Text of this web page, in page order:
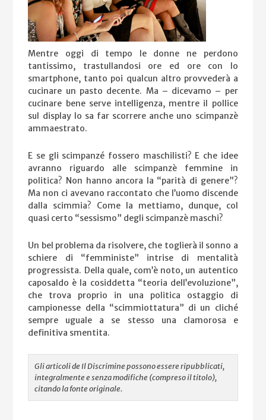
Mentre oggi di tempo le donne ne perdono
tantissimo, trastullandosi ore ed ore con lo
smartphone, tanto poi qualcun altro provvederà a
cucinare un pasto decente. Ma – dicevamo – per
cucinare bene serve intelligenza, mentre il pollice
sul display lo sa far scorrere anche uno scimpanzè
ammaestrato.
E se gli scimpanzé fossero maschilisti? E che idee
avranno riguardo alle scimpanzè femmine in
politica? Non hanno ancora la “parità di genere”?
Ma non ci avevano raccontato che l’uomo discende
dalla scimmia? Come la mettiamo, dunque, col
quasi certo “sessismo” degli scimpanzè maschi?
Un bel problema da risolvere, che toglierà il sonno a
schiere di “femministe” intrise di mentalità
progressista. Della quale, com’è noto, un autentico
caposaldo è la cosiddetta “teoria dell’evoluzione”,
che trova proprio in una politica ostaggio di
campionesse della “scimmiottatura” di un cliché
sempre uguale a se stesso una clamorosa e
definitiva smentita.
Gli articoli de Il Discrimine possono essere ripubblicati,
integralmente e senza modifiche (compreso il titolo),
citando la fonte originale.